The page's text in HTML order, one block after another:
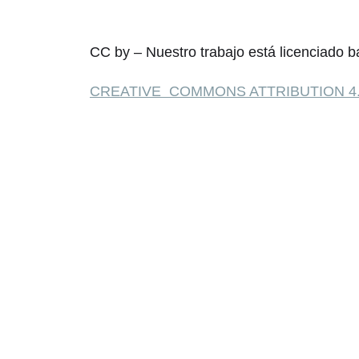
CC by – Nuestro trabajo está licenciado
CREATIVE COMMONS ATTRIBUTION